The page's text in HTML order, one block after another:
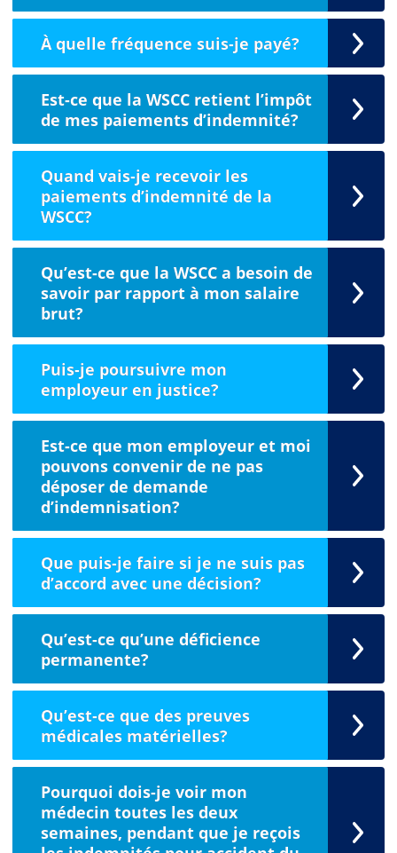
À quelle fréquence suis-je payé?
Est-ce que la WSCC retient l’impôt
de mes paiements d’indemnité?
Quand vais-je recevoir les
paiements d’indemnité de la
WSCC?
Qu’est-ce que la WSCC a besoin de
savoir par rapport à mon salaire
brut?
Puis-je poursuivre mon
employeur en justice?
Est-ce que mon employeur et moi
pouvons convenir de ne pas
déposer de demande
d’indemnisation?
Que puis-je faire si je ne suis pas
d’accord avec une décision?
Qu’est-ce qu’une déficience
permanente?
Qu’est-ce que des preuves
médicales matérielles?
Pourquoi dois-je voir mon
médecin toutes les deux
semaines, pendant que je reçois